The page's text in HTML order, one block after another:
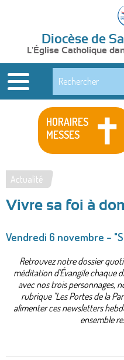
Diocèse de
L'Église Catholique
HORAIRES
MESSES
Vous
êtes
ici
Actualité
Vivre sa foi à
Vendredi 6 novembre –
Retrouvez notre dossier
méditation d'Évangile chaque
avec nos trois personnages,
rubrique "Les Portes de la
alimenter ces newsletters
ensemble